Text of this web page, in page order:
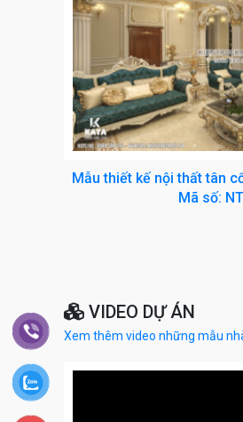
Mẫu thiết kế nội thất tân
Mã số:
VIDEO DỰ ÁN
Xem thêm video những mẫu